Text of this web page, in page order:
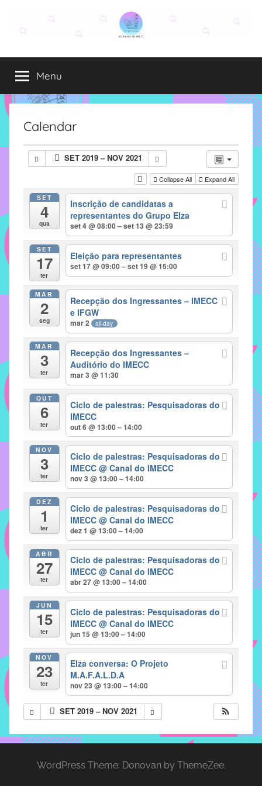
conteúdo
Grupo
Elza
Elza
é
formado
alunas,
funcionárias
IMECC
como
atribuição
implementar
mecanismos
proporcionem
fortalecimento
sociais
profissionais
alunos,
professores
pacificadoras
problemas
verificados
instituto,
para
prevenção
Menu
Calendar
SET 2019 – NOV 2021
Collapse All Expand All
SET
4
qua
Inscrição de candidatas a
representantes do Grupo Elza
set 4 @ 08:00 – set 13 @ 23:59
SET
17
ter
Eleição para representantes
set 17 @ 09:00 – set 19 @ 15:00
MAR
2
seg
Recepção dos Ingressantes – IMECC
e IFGW
mar 2 all-day
MAR
3
ter
Recepção dos Ingressantes –
Auditório do IMECC
mar 3 @ 11:30
OUT
6
ter
Ciclo de palestras: Pesquisadoras do
IMECC
out 6 @ 13:00 – 14:00
NOV
3
ter
Ciclo de palestras: Pesquisadoras do
IMECC@ Canal do IMECC
nov 3 @ 13:00 – 14:00
DEZ
1
ter
Ciclo de palestras: Pesquisadoras do
IMECC@ Canal do IMECC
dez 1 @ 13:00 – 14:00
ABR
27
ter
Ciclo de palestras: Pesquisadoras do
IMECC@ Canal do IMECC
abr 27 @ 13:00 – 14:00
JUN
15
ter
Ciclo de palestras: Pesquisadoras do
IMECC@ Canal do IMECC
jun 15 @ 13:00 – 14:00
NOV
23
ter
Elza conversa: O Projeto
M.A.F.A.L.D.A
nov 23 @ 13:00 – 14:00
SET 2019 – NOV 2021
WordPress Theme: Donovan by ThemeZee.